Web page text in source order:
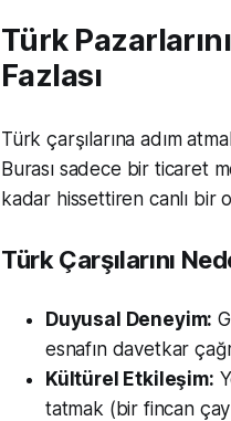
Türk
Fazlası
Türk çarşılarına adım
Burası sadece bir ticaret
kadar hissettiren canlı bir
Türk Çarşılarını
Duyusal Deneyim:
esnafın davetkar
Kültürel Etkileşim:
tatmak (bir fincan